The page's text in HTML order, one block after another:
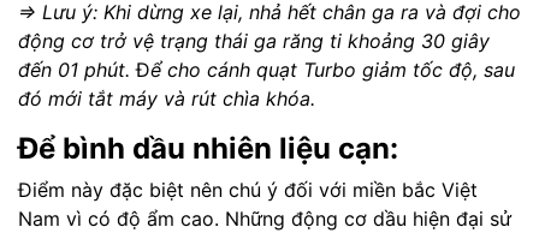
=> Lưu ý: Khi dừng xe lại, nhả hết chân ga ra và đợi cho
động cơ trở vệ trạng thái ga răng ti khoảng 30 giây
đến 01 phút.Để cho cánh quạt Turbo giảm tốc độ, sau
đó mới tắt máy và rút chìa khóa.
Để bình dầu nhiên liệu cạn:
Điểm này đặc biệt nên chú ý đối với miền bắc Việt
Nam vì có độ ẩm cao. Những động cơ dầu hiện đại sử